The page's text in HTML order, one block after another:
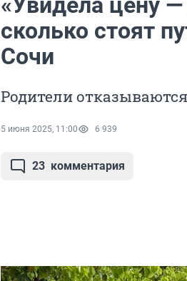
сколько стоят
Сочи
Родители
5 июня 2025, 11:00 6 939
23 комментария